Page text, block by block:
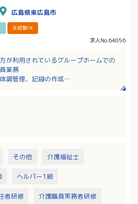
広島県東広島市
未経験OK
求人No.64056
が利用されているグループホームでの
業務
調管理、記録の作成
ム利用者（定員5名）、併設ショートス
その他 介護福祉士
ヘルパー1級
者研修 介護職員実務者研修